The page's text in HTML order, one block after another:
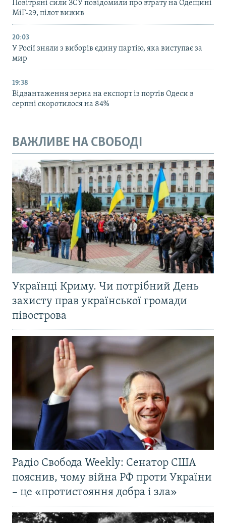
Повітряні сили ЗСУ повідомили про втрату на Одещині
МіГ-29, пілот вижив
20:03
У Росії зняли з виборів єдину партію, яка виступає за
мир
19:38
Відвантаження зерна на експорт із портів Одеси в
серпні скоротилося на 84%
ВАЖЛИВЕ НА СВОБОДІ
Українці Криму. Чи потрібний День
захисту прав української громади
півострова
Радіо Свобода Weekly: Сенатор США
пояснив, чому війна РФ проти України
– це «протистояння добра і зла»